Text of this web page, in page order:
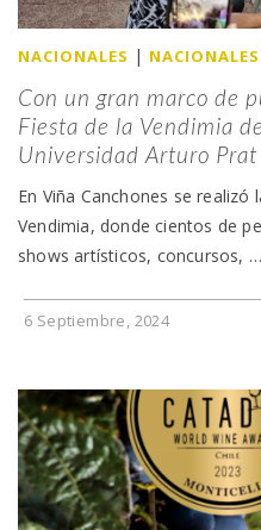
NACIONALES | NACIONALES
Con un gran marco de
Fiesta de la Vendimia
Universidad Arturo Prat
En Viña Canchones se
Vendimia, donde cientos de
shows artísticos, concursos, …
6 Septiembre, 2024